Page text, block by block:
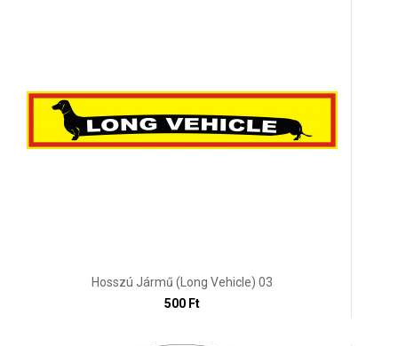
Hosszú Jármű (Long Vehicle) 03
500 Ft